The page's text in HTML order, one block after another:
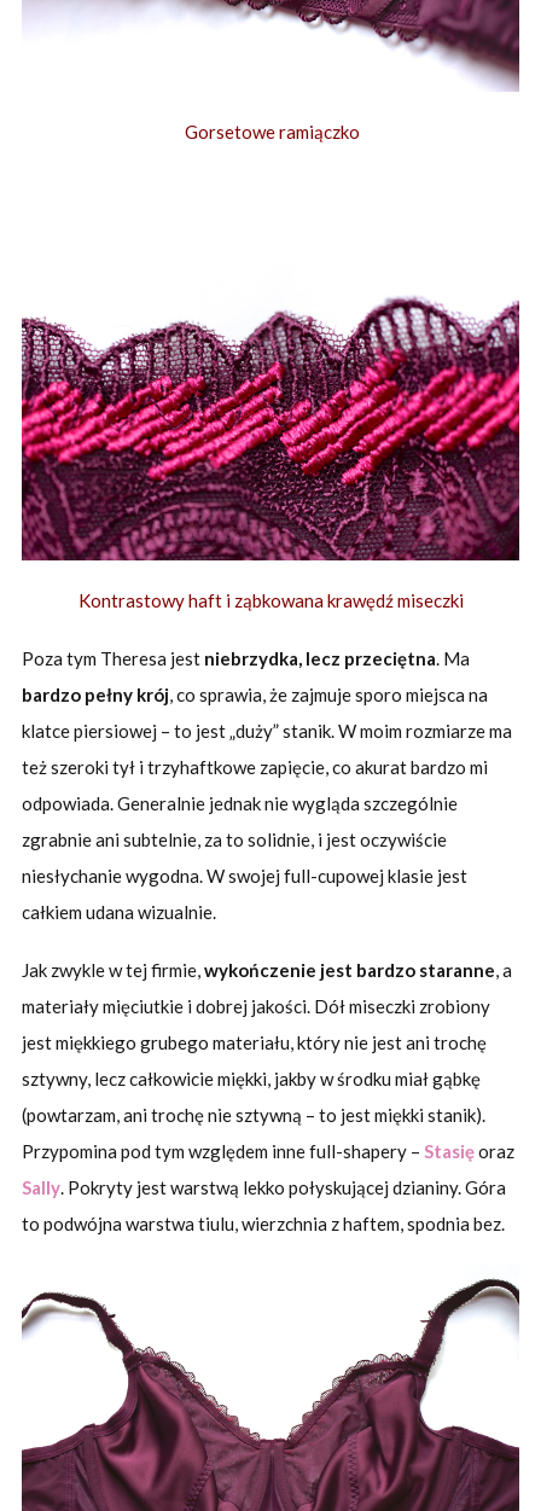
Gorsetowe ramiączko
Kontrastowy haft i ząbkowana krawędź miseczki
Poza tym Theresa jest niebrzydka, lecz przeciętna. Ma
bardzo pełny krój, co sprawia, że zajmuje sporo miejsca na
klatce piersiowej – to jest „duży” stanik. W moim rozmiarze ma
też szeroki tył i trzyhaftkowe zapięcie, co akurat bardzo mi
odpowiada. Generalnie jednak nie wygląda szczególnie
zgrabnie ani subtelnie, za to solidnie, i jest oczywiście
niesłychanie wygodna. W swojej full-cupowej klasie jest
całkiem udana wizualnie.
Jak zwykle w tej firmie,wykończenie jest bardzo staranne, a
materiały mięciutkie i dobrej jakości. Dół miseczki zrobiony
jest miękkiego grubego materiału, który nie jest ani trochę
sztywny, lecz całkowicie miękki, jakby w środku miał gąbkę
(powtarzam, ani trochę nie sztywną – to jest miękki stanik).
Przypomina pod tym względem inne full-shapery – Stasięoraz
Sally. Pokryty jest warstwą lekko połyskującej dzianiny. Góra
to podwójna warstwa tiulu, wierzchnia z haftem, spodnia bez.